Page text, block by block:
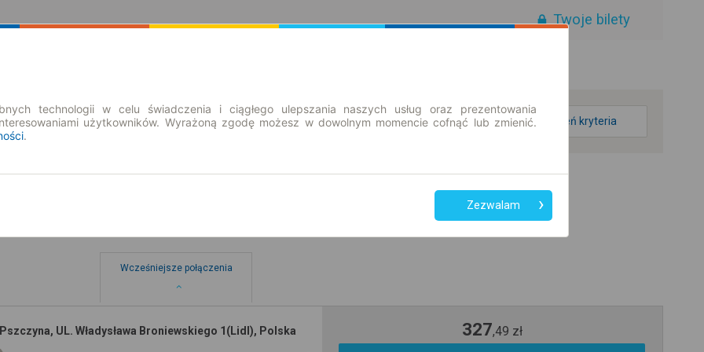
Twoje bilety
zmień kryteria
Wcześniejsze połączenia
Pszczyna, UL. Władysława Broniewskiego 1(Lidl), Polska 327,49 zł
technologii w celu świadczenia i ciągłego ulepszania naszych usług oraz prezentowania
użytkowników. Wyrażoną zgodę możesz w dowolnym momencie cofnąć lub zmienić.
.
Zezwalam